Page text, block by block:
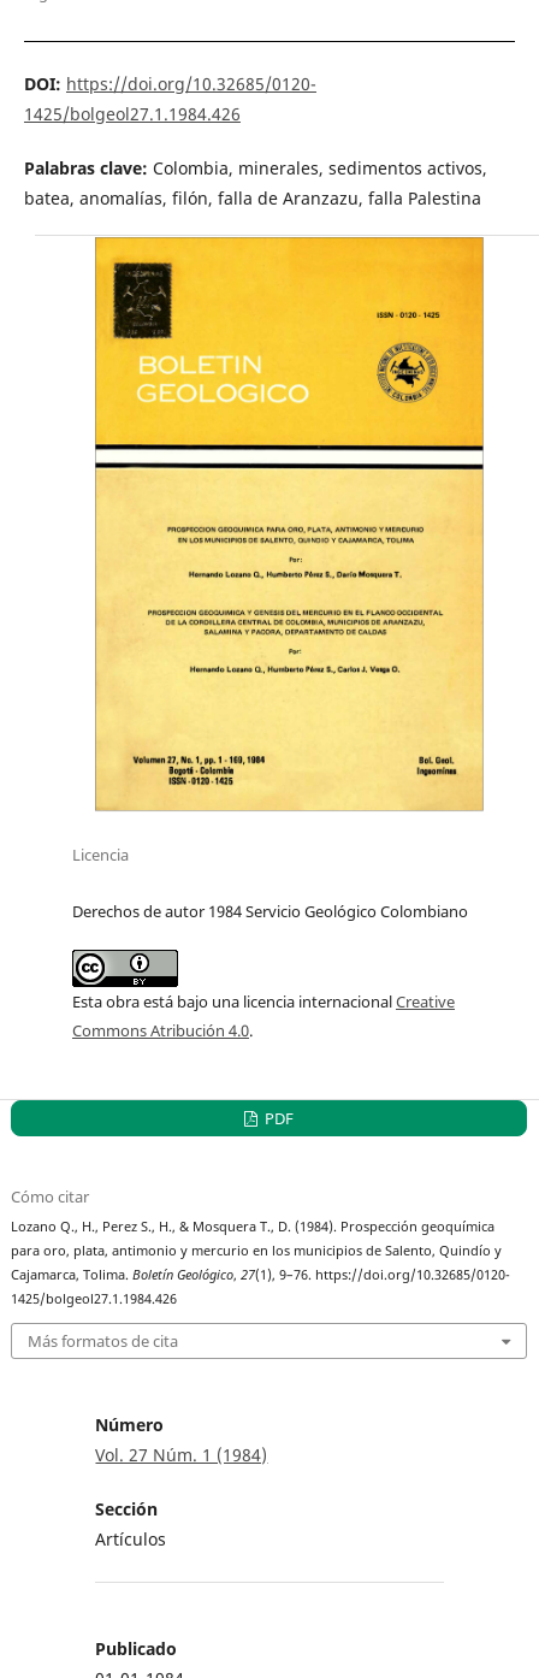
DOI: https://doi.org/10.32685/0120-
1425/bolgeol27.1.1984.426
Palabras clave: Colombia, minerales, sedimentos activos,
batea, anomalías, filón, falla de Aranzazu, falla Palestina
Licencia
Derechos de autor 1984 Servicio Geológico Colombiano
Esta obra está bajo una licencia internacionalCreative
Commons Atribución 4.0.
PDF
Cómo citar
Lozano Q., H., Perez S., H., & Mosquera T., D. (1984). Prospección geoquímica
para oro, plata, antimonio y mercurio en los municipios de Salento, Quindío y
Cajamarca, Tolima.Boletín Geológico,27(1), 9–76. https://doi.org/10.32685/0120-
1425/bolgeol27.1.1984.426
Más formatos de cita
Número
Vol. 27 Núm. 1 (1984)
Sección
Artículos
Publicado